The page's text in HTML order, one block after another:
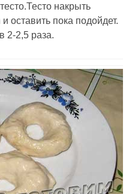
накрыть
оставить пока подойдет.
2-2,5 раза.